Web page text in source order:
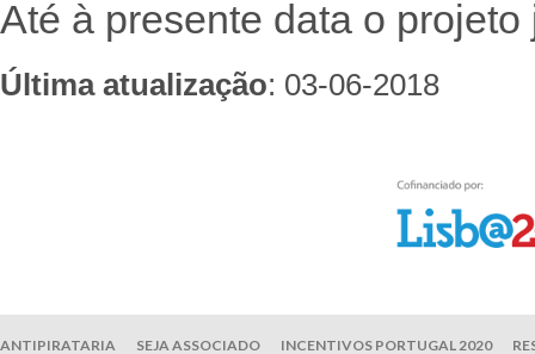
Até à presente data o
Última atualização: 03-06-2018
ANTIPIRATARIA SEJA ASSOCIADO INCENTIVOS PORTUGAL 2020